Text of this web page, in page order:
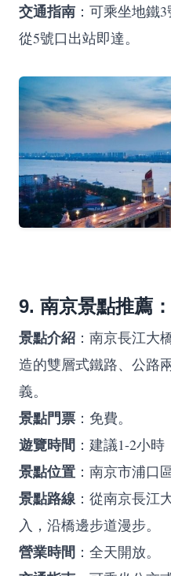
交通指南 ：可乘坐地鐵
從5號口出站即達。
9. 南京景點推薦
景點介紹 ：南京長江大
造的雙層式鐵路、公路
義。
景點門票 ：免費。
遊覽時間 ：建議1-2小
景點位置 ：南京市浦口
景點路線 ：從南京長江
入，沿橋邊步道漫步。
營業時間 ：全天開放。